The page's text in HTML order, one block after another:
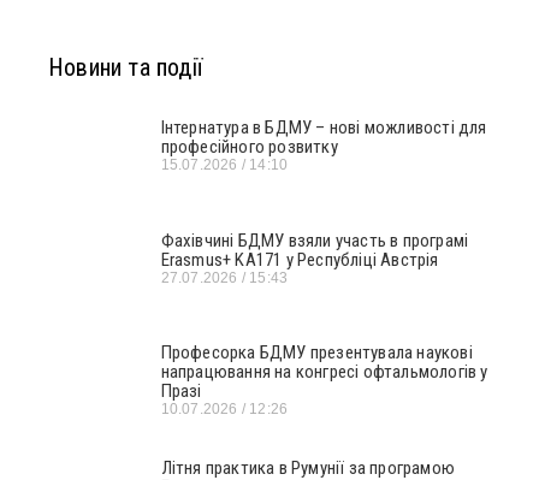
Новини та події
Інтернатура в БДМУ – нові можливості для
професійного розвитку
15.07.2026 14:10
Фахівчині БДМУ взяли участь в програмі
Erasmus+ KA171 у Республіці Австрія
27.07.2026 15:43
Професорка БДМУ презентувала наукові
напрацювання на конгресі офтальмологів у
Празі
10.07.2026 12:26
Літня практика в Румунії за програмою